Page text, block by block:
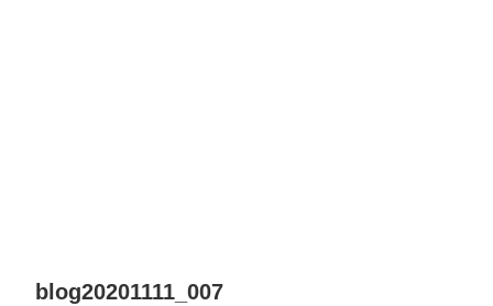
blog20201111_007